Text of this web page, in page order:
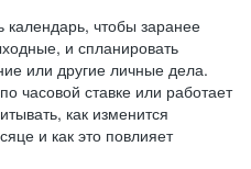
календарь, чтобы заранее
и спланировать
или другие личные дела.
часовой ставке или работает
как изменится
и как это повлияет